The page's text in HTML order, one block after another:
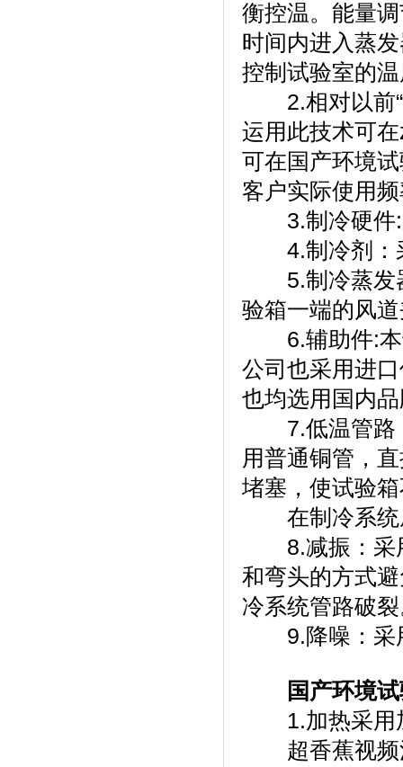
衡控温。能
时间内进入蒸发
控制试验室的温度
2.相对以前“平
运用此技术可在
可在国产环境
客户实际使用
3.制冷硬件:采
4.制冷剂
5.制冷蒸发器
验箱一端的风道夹
6.辅助件:本试
公司也采用进口件
也均选用国内品牌
7.低温管路
用普通铜管
堵塞，使试验
在制冷系统底
8.减振：
和弯头的方式避
冷系统管路破裂
9.降噪：采
国产环境
1.加热采用加热
超香蕉视频